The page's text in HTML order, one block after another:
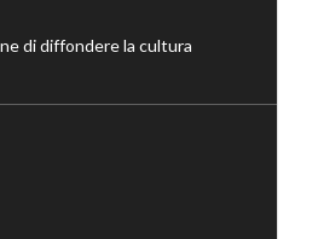
di diffondere la cultura